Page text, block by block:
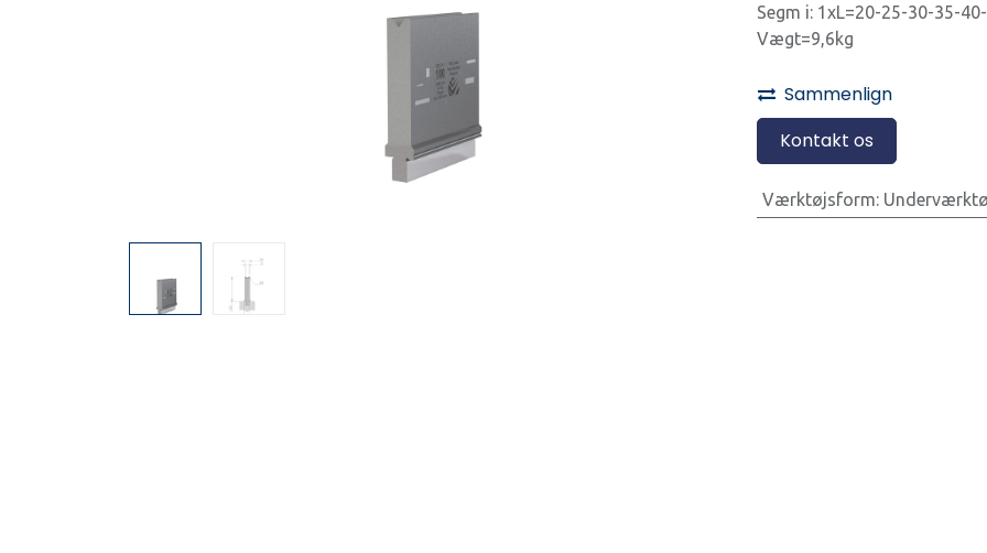
Segm i: 1xL=20-25-30-35-
Vægt=9,6kg
Sammenlign
Kontakt os
Værktøjsform: